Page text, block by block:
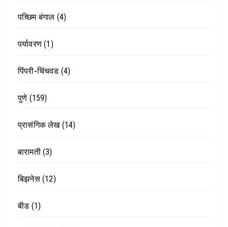
पच्छिम बंगाल (4)
पर्यावरण (1)
पिंपरी-चिंचवड (4)
पुणे (159)
प्रासंगिक लेख(14)
बारामती(3)
बिझनेस(12)
बीड (1)